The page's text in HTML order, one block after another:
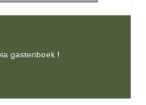
gastenboek !